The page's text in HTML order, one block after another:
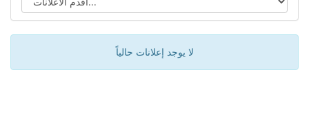
لا يوجد إعلانات حالياً